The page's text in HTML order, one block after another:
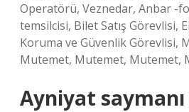
Operatörü, Veznedar, Anbar -
temsilcisi, Bilet Satış Görevlisi,
Koruma ve Güvenlik Görevlisi,
Mutemet, Mutemet, Mutemet,
Ayniyat